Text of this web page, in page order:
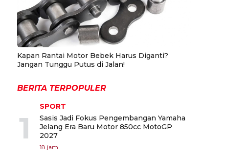
Kapan Rantai Motor Bebek Harus Diganti?
Jangan Tunggu Putus di Jalan!
BERITA TERPOPULER
1
SPORT
Sasis Jadi Fokus Pengembangan Yamaha
Jelang Era Baru Motor 850cc MotoGP
2027
18 jam